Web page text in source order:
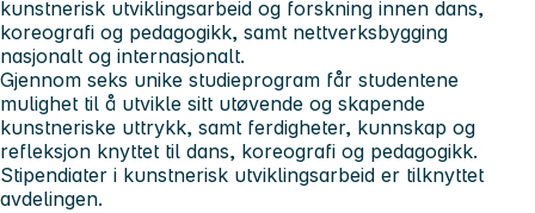
kunstnerisk utviklingsarbeid og forskning innen dans,
koreografi og pedagogikk, samt nettverksbygging
nasjonalt og internasjonalt.
Gjennom seks unike studieprogram får studentene
mulighet til å utvikle sitt utøvende og skapende
kunstneriske uttrykk, samt ferdigheter, kunnskap og
refleksjon knyttet til dans, koreografi og pedagogikk.
Stipendiater i kunstnerisk utviklingsarbeid er tilknyttet
avdelingen.